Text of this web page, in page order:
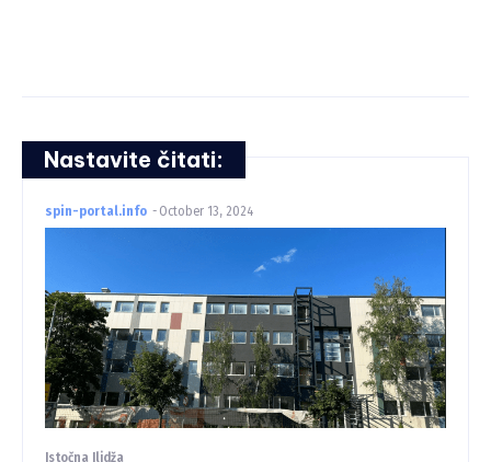
Nastavite čitati:
spin-portal.info - October 13, 2024
Istočna Ilidža